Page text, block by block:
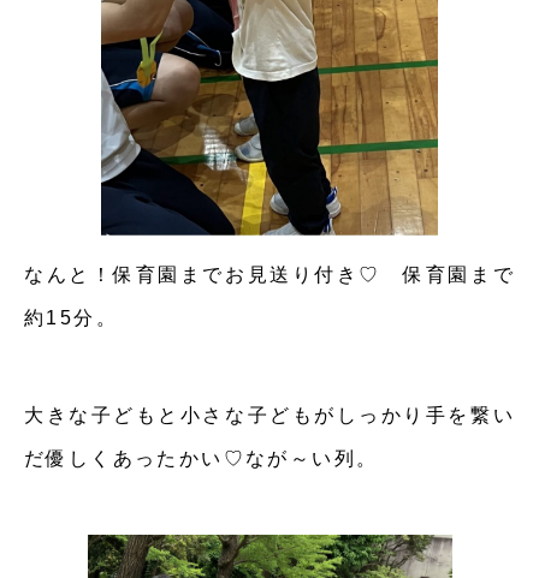
なんと！保育園までお見送り付き♡ 保育園まで
約15分。
大きな子どもと小さな子どもがしっかり手を繋い
だ優しくあったかい♡なが～い列。